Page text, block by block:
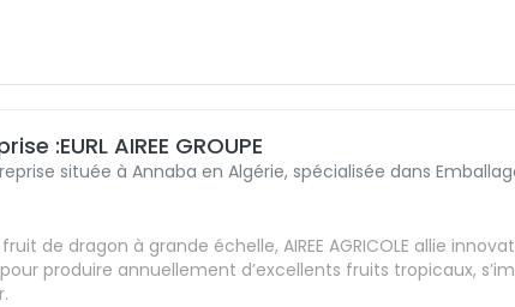
:EURL AIREE GROUPE
située à Annaba en Algérie, spécialisée dans
de dragon à grande échelle, AIREE AGRICOLE allie
produire annuellement d’excellents fruits tropicaux,